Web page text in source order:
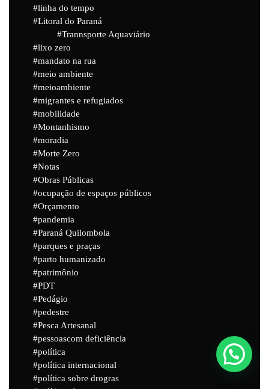
linha do tempo
Litoral do Paraná
Trannsporte Aquaviário
lixo zero
mandato na rua
meio ambiente
meioambiente
migrantes e refugiados
mobilidade
Montanhismo
moradia
Morte Zero
Notas
Obras Públicas
ocupação de espaços públicos
Orçamento
pandemia
Paraná Quilombola
parques e praças
parto humanizado
patrimônio
PDT
Pedágio
pedestre
Pesca Artesanal
pessoascom deficiência
política
política internacional
política sobre drogras